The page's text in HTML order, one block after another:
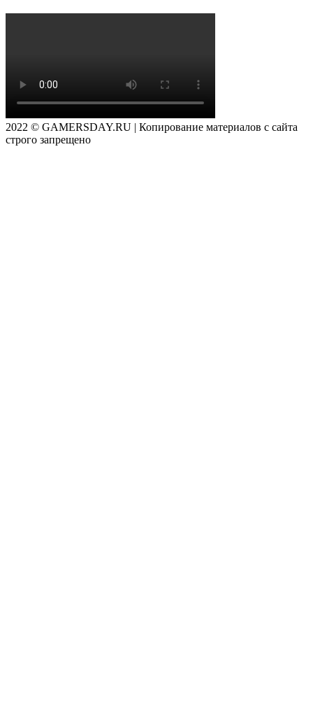
2022 © GAMERSDAY.RU | Копирование материалов с сайта
строго запрещено